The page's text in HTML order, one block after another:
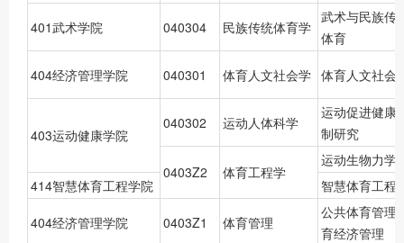
401武术学院 040304 民族传统体育学
武术与民族传
体育
404经济管理学院 040301 体育人文社会学 体育人文社会
403运动健康学院
040302 运动人体科学
运动促进健康
制研究
0403Z2 体育工程学
运动生物力学
414智慧体育工程学院
智慧体育工程
404经济管理学院 0403Z1 体育管理
公共体育管理/
育经济管理